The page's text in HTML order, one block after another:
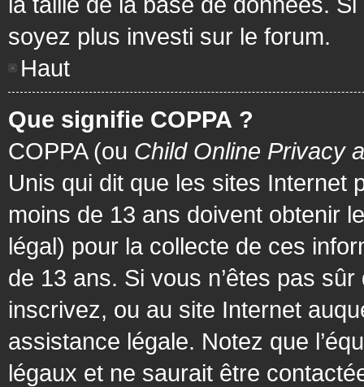
soyez plus investi sur le forum.
Haut
Que signifie COPPA ?
COPPA (ou Child Online Privacy
Unis qui dit que les sites Internet
moins de 13 ans doivent obtenir
légal) pour la collecte de ces
de 13 ans. Si vous n’êtes pas
inscrivez, ou au site Internet
assistance légale. Notez que
légaux et ne saurait être